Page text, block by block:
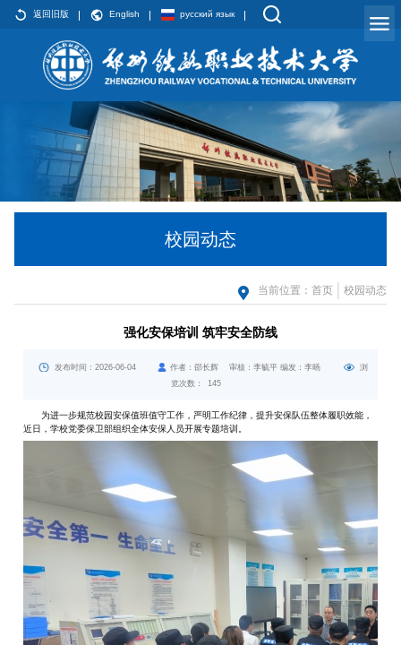
返回旧版 English русский язык
校园动态
当前位置： 首页 校园动态
强化安保培训 筑牢安全防线
发布时间：2026-06-04 作者：邵长辉 审核：李毓平 编发：李旸
浏
览次数：
145
为进一步规范校园安保值班值守工作，严明工作纪律，提升安保队伍整体履职效能，
近日，学校党委保卫部组织全体安保人员开展专题培训。